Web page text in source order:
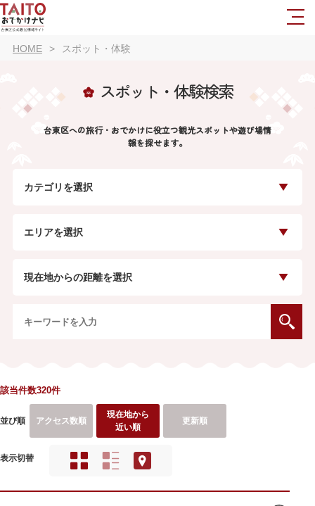
HOME スポット・体験
スポット・体験検索
台東区への旅行・おでかけに役立つ観光スポットや遊び場情
報を探せます。
カテゴリを選択
エリアを選択
現在地からの距離を選択
該当件数320件
並び順 アクセス数順
現在地から
近い順
更新順
表示切替